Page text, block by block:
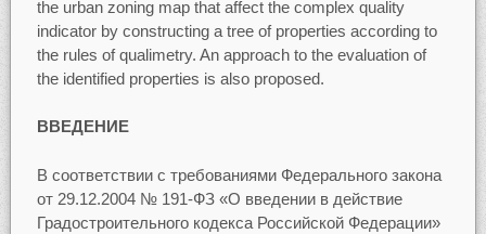
the urban zoning map that affect the complex quality
indicator by constructing a tree of properties according to
the rules of qualimetry. An approach to the evaluation of
the identified properties is also proposed.
ВВЕДЕНИЕ
В соответствии с требованиями Федерального закона
от 29.12.2004 № 191-ФЗ «О введении в действие
Градостроительного кодекса Российской Федерации»